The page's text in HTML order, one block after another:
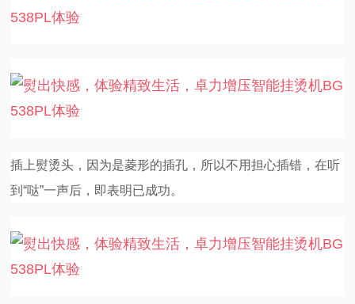
插上熨烫头，因为是菱形的插孔，所以不用担心插错，在听
到“哒”一声后，即表明已成功。